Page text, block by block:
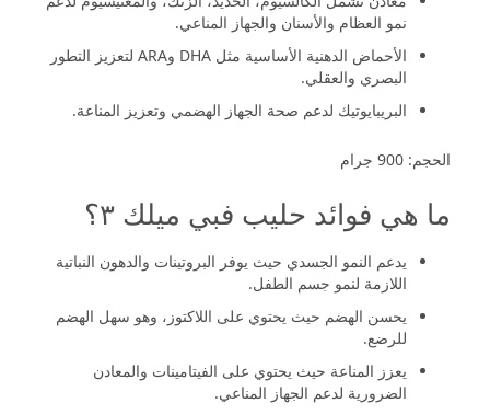
نمو العظام والأسنان والجهاز المناعي.
الأحماض الدهنية الأساسية مثل DHA وARA لتعزيز التطور
البصري والعقلي.
البريبايوتيك لدعم صحة الجهاز الهضمي وتعزيز المناعة.
الحجم: 900 جرام
ما هي فوائد حليب فبي ميلك ٣؟
يدعم النمو الجسدي حيث يوفر البروتينات والدهون النباتية
اللازمة لنمو جسم الطفل.
يحسن الهضم حيث يحتوي على اللاكتوز، وهو سهل الهضم
للرضع.
يعزز المناعة حيث يحتوي على الفيتامينات والمعادن
الضرورية لدعم الجهاز المناعي.